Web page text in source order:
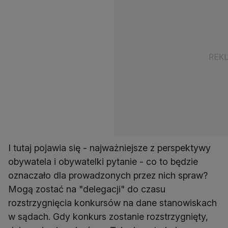
I tutaj pojawia się - najważniejsze z perspektywy
obywatela i obywatelki pytanie - co to będzie
oznaczało dla prowadzonych przez nich spraw?
Mogą zostać na "delegacji" do czasu
rozstrzygnięcia konkursów na dane stanowiskach
w sądach. Gdy konkurs zostanie rozstrzygnięty,